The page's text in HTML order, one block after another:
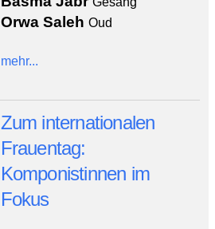
Orwa Saleh Oud
mehr...
Zum internationalen
Frauentag:
Komponistinnen im
Fokus